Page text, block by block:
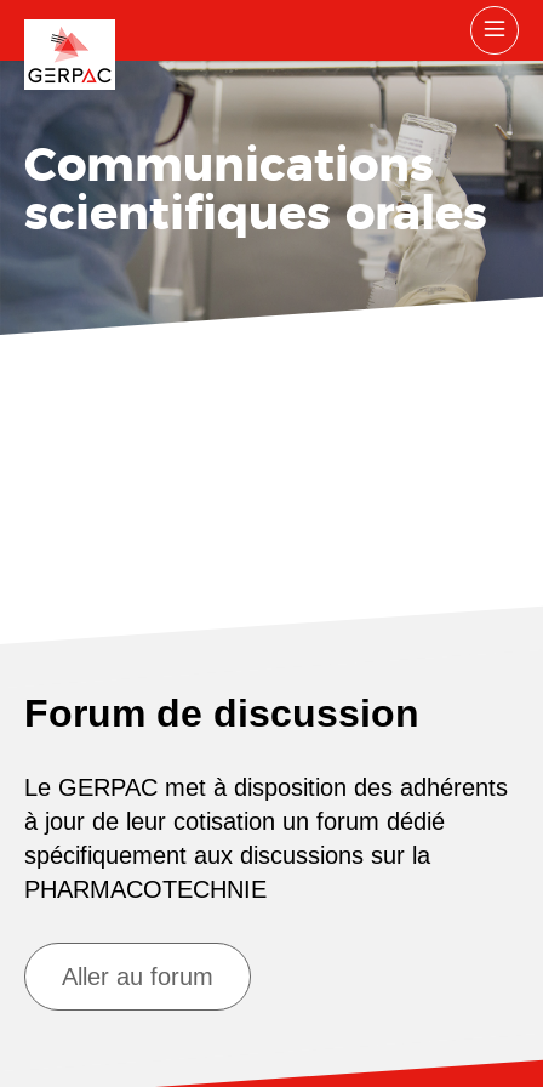
Communications
scientifiques orales
Forum de discussion
Le GERPAC met à disposition des adhérents
à jour de leur cotisation un forum dédié
spécifiquement aux discussions sur la
PHARMACOTECHNIE
Aller au forum